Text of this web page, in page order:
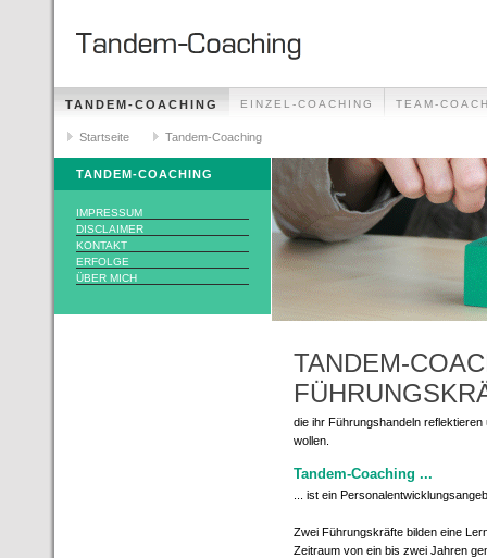
TANDEM-COACHING EINZEL-COACHING TEAM-
Startseite Tandem-Coaching
TANDEM-COACHING
IMPRESSUM
DISCLAIMER
KONTAKT
ERFOLGE
ÜBER MICH
TANDEM-
die ihr Führungshandeln
wollen.
Tandem-Coaching ...
... ist ein
Zwei Führungskräfte bilden eine
Zeitraum von ein bis zwei Jahren